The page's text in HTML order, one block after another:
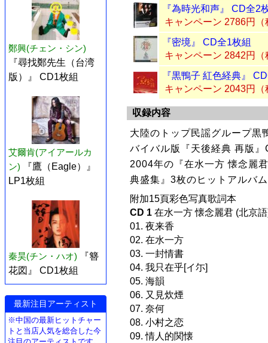
鄭興(チェン・シン)
『尋找鄭先生（台湾
版）』 CD1枚組
艾爾肯(アイアールカ
ン)
『鷹（Eagle）』
LP1枚組
秦昊(チン・ハオ)
『簪
花図』 CD1枚組
最新注目アーティスト
※中国の最新ヒットチャー
トと当店人気を総合した今
『為時光和声』 CD全2
キャンペーン 2786円（
『密境』 CD全1枚組
キャンペーン 2842円（
『黒鴨子 紅色経典』
キャンペーン 2043円（
収録内容
大陸のトップ民謡グループ黒
バイバル版『天後経典 再版
2004年の『在水一方 懐念麗
典盛集』3枚のヒットアルバ
附加15頁彩色写真歌詞本
CD 1 在水一方 懐念麗君 (北京
01. 夜来香
02. 在水一方
03. 一封情書
04. 我只在乎[イ尓]
05. 海韻
06. 又見炊煙
07. 奈何
08. 小村之恋
09. 情人的関懐